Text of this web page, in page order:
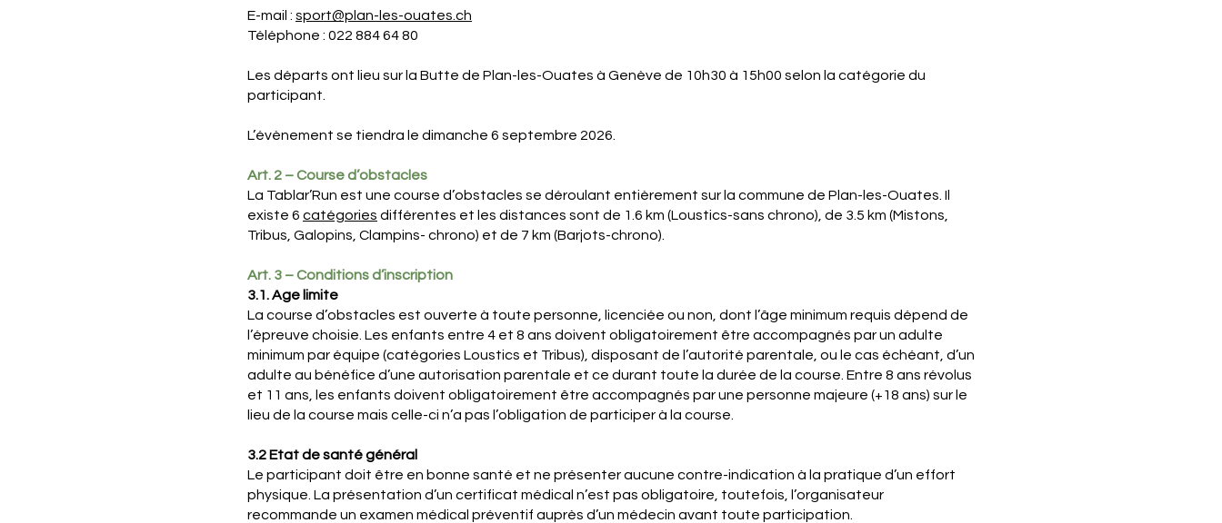
E-mail : sport@plan-les-ouates.ch
Téléphone : 022 884 64 80
Les départs ont lieu sur la Butte de Plan-les-Ouates à Genève de 10h30 à 15h00 selon la catégorie du
participant.
L’évènement se tiendra le dimanche 6 septembre 2026.
Art. 2 – Course d’obstacles
La Tablar’Run est une course d’obstacles se déroulant entièrement sur la commune de Plan-les-Ouates. Il
existe 6 catégories différentes et les distances sont de 1.6 km (Loustics-sans chrono), de 3.5 km (Mistons,
Tribus, Galopins, Clampins- chrono) et de 7 km (Barjots-chrono).
Art. 3 – Conditions d’inscription
3.1. Age limite
La course d’obstacles est ouverte à toute personne, licenciée ou non, dont l’âge minimum requis dépend de
l’épreuve choisie. Les enfants entre 4 et 8 ans doivent obligatoirement être accompagnés par un adulte
minimum par équipe (catégories Loustics et Tribus), disposant de l’autorité parentale, ou le cas échéant, d’un
adulte au bénéfice d’une autorisation parentale et ce durant toute la durée de la course. Entre 8 ans révolus
et 11 ans, les enfants doivent obligatoirement être accompagnés par une personne majeure (+18 ans) sur le
lieu de la course mais celle-ci n’a pas l’obligation de participer à la course.
3.2 Etat de santé général
Le participant doit être en bonne santé et ne présenter aucune contre-indication à la pratique d’un effort
physique. La présentation d’un certificat médical n’est pas obligatoire, toutefois, l’organisateur
recommande un examen médical préventif auprès d’un médecin avant toute participation.